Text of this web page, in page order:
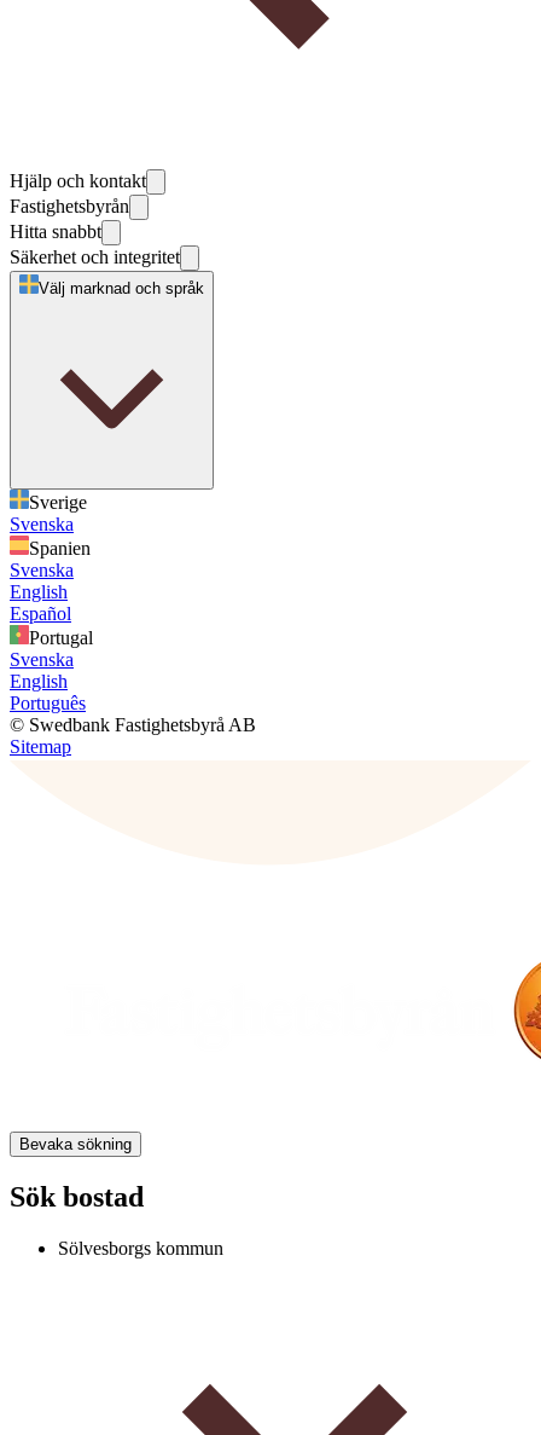
Hjälp och kontakt
Fastighetsbyrån
Hitta snabbt
Säkerhet och integritet
Välj marknad och språk
Sverige
Svenska
Spanien
Svenska
English
Español
Portugal
Svenska
English
Português
© Swedbank Fastighetsbyrå AB
Sitemap
Bevaka sökning
Sök bostad
Sölvesborgs kommun